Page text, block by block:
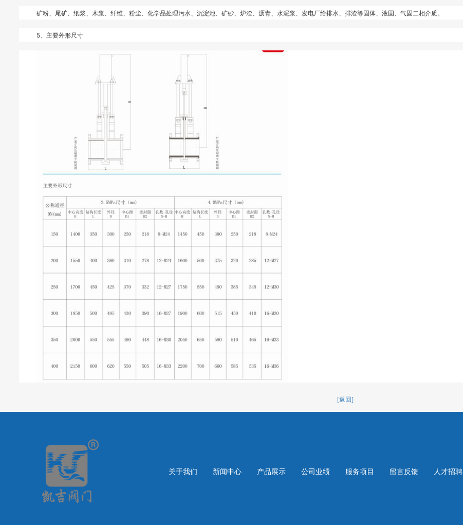
矿粉、尾矿、纸浆、木浆、纤维、粉尘、化学品处理污水、沉淀池、矿砂、炉渣、沥青、水泥浆、发电厂给排水、排渣等固体、液固、气固二相介质。
5、主要外形尺寸
[返回]
关于我们 新闻中心 产品展示 公司业绩 服务项目 留言反馈 人才招聘